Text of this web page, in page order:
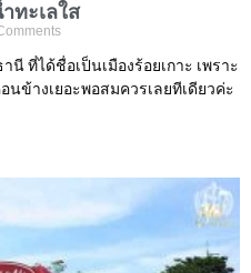
ทะเลใส
นี ที่ได้ชื่อเป็นเมืองร้อยเกาะ เพราะ
นข้างเยอะพอสมควรเลยทีเดียวค่ะ